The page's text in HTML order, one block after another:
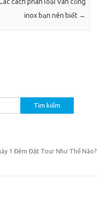
cách phân loại Van cổng
inox bạn nên biết →
1 Đêm Đặt Tour Như Thế Nào?